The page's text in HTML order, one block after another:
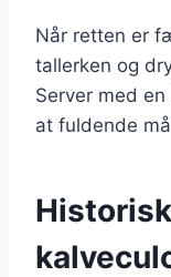
Når retten er
tallerken og
Server med
at fuldende